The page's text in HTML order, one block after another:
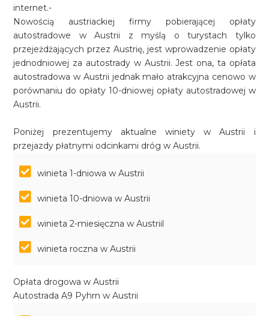
internet.-
Nowością austriackiej firmy pobierającej opłaty
autostradowe w Austrii z myślą o turystach tylko
przejeżdżających przez Austrię, jest wprowadzenie opłaty
jednodniowej za autostrady w Austrii. Jest ona, ta opłata
autostradowa w Austrii jednak mało atrakcyjna cenowo w
porównaniu do opłaty 10-dniowej opłaty autostradowej w
Austrii.
Poniżej prezentujemy aktualne winiety w Austrii i
przejazdy płatnymi odcinkami dróg w Austrii.
winieta 1-dniowa w Austrii
winieta 10-dniowa w Austrii
winieta 2-miesięczna w Austriil
winieta roczna w Austrii
Opłata drogowa w Austrii
Autostrada A9 Pyhrn w Austrii